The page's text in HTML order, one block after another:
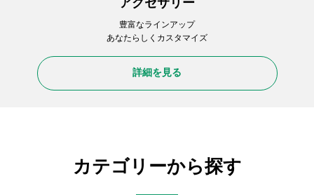
アクセサリー
豊富なラインアップ
あなたらしくカスタマイズ
詳細を見る
カテゴリーから探す